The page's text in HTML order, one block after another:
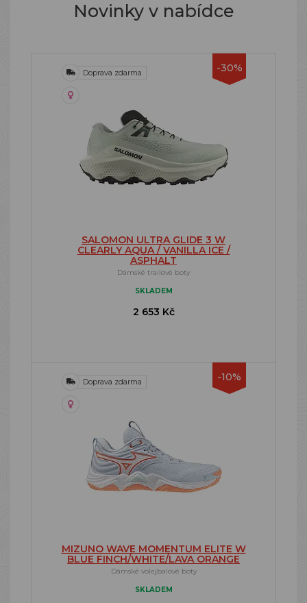
Novinky v nabídce
-30%
Doprava zdarma
SALOMON ULTRA GLIDE 3 W
CLEARLY AQUA / VANILLA ICE /
ASPHALT
Dámské trailové boty
SKLADEM
2 653 Kč
-10%
Doprava zdarma
MIZUNO WAVE MOMENTUM ELITE W
BLUE FINCH/WHITE/LAVA ORANGE
Dámské volejbalové boty
SKLADEM